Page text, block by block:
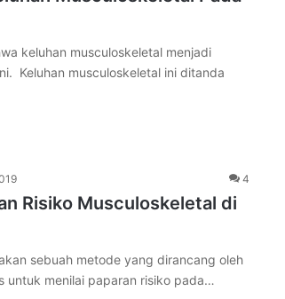
keluhan musculoskeletal menjadi
Keluhan musculoskeletal ini ditanda
4
Risiko Musculoskeletal di
sebuah metode yang dirancang oleh
untuk menilai paparan risiko pada…